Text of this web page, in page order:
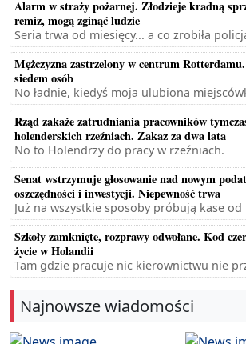
Alarm w straży pożarnej. Złodzieje kradną
remiz, mogą zginąć ludzie
Seria trwa od miesięcy... a co zrobiła
Mężczyzna zastrzelony w centrum
siedem osób
No ładnie, kiedyś moja ulubiona
Rząd zakaże zatrudniania pracowników
holenderskich rzeźniach. Zakaz za dwa lata
No to Holendrzy do pracy w rzeźniach.
Senat wstrzymuje głosowanie nad nowym
oszczędności i inwestycji. Niepewność trwa
Już na wszystkie sposoby próbują kase od
Szkoły zamknięte, rozprawy odwołane. Kod
życie w Holandii
Tam gdzie pracuje nic kierownictwu nie
Najnowsze wiadomości